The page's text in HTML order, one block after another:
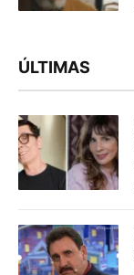
ÚLTIMAS